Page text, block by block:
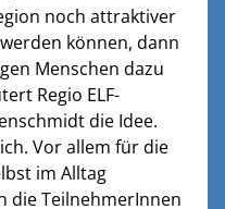
noch attraktiver
können, dann
Menschen dazu
Regio ELF-
die Idee.
Vor allem für die
im Alltag
die TeilnehmerInnen